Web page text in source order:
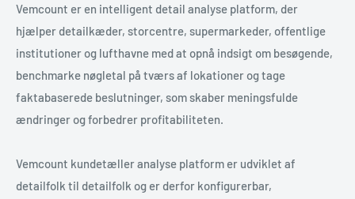
Vemcount er en intelligent detail analyse platform, der
hjælper detailkæder, storcentre, supermarkeder, offentlige
institutioner og lufthavne med at opnå indsigt om besøgende,
benchmarke nøgletal på tværs af lokationer og tage
faktabaserede beslutninger, som skaber meningsfulde
ændringer og forbedrer profitabiliteten.
Vemcount kundetæller analyse platform er udviklet af
detailfolk til detailfolk og er derfor konfigurerbar,